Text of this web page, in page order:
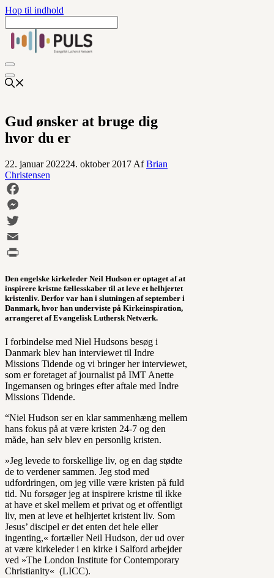
Hop til indhold
Gud ønsker at bruge dig
hvor du er
22. januar 202224. oktober 2017 AfBrian
Christensen
Facebook
Messenger
Twitter
Email
Den engelske kirkeleder Neil Hudson er optaget af at
inspirere kristne fællesskaber til at leve et helhjertet
kristenliv. Derfor var han i slutningen af september i
Danmark, hvor han underviste på Kirkeinspiration,
arrangeret af Evangelisk Luthersk Netværk.
I forbindelse med Niel Hudsons besøg i
Danmark blev han interviewet til Indre
Missions Tidende og vi bringer her interviewet,
som er foretaget af journalist på IMT Anette
Ingemansen og bringes efter aftale med Indre
Missions Tidende.
“Niel Hudson ser en klar sammenhæng mellem
hans fokus på at være kristen 24-7 og den
måde, han selv blev en personlig kristen.
»Jeg levede to forskellige liv, og en dag stødte
de to verdener sammen. Jeg stod med
udfordringen, om jeg ville være kristen på fuld
tid. Nu forsøger jeg at inspirere kristne til ikke
at have et skel mellem et privat og et offentligt
liv, men at leve et helhjertet kristent liv. Som
Jesus’ discipel er det enten det hele eller
ingenting,« fortæller Neil Hudson, der ud over
at være kirkeleder i en kirke i Salford arbejder
ved »The London Institute for Contemporary
Christianity« (LICC).